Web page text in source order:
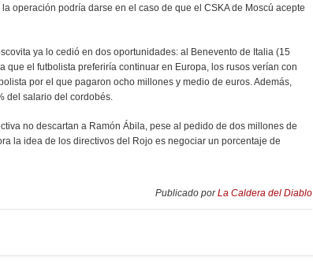
operación podría darse en el caso de que el CSKA de Moscú acepte
ya lo cedió en dos oportunidades: al Benevento de Italia (15
el futbolista preferiría continuar en Europa, los rusos verían con
por el que pagaron ocho millones y medio de euros. Además,
del salario del cordobés.
no descartan a Ramón Ábila, pese al pedido de dos millones de
la idea de los directivos del Rojo es negociar un porcentaje de
Publicado porLa Caldera del Diablo